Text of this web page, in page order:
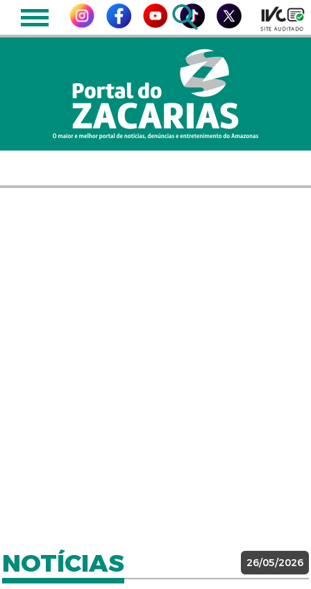
NOTÍCIAS 26/05/2026